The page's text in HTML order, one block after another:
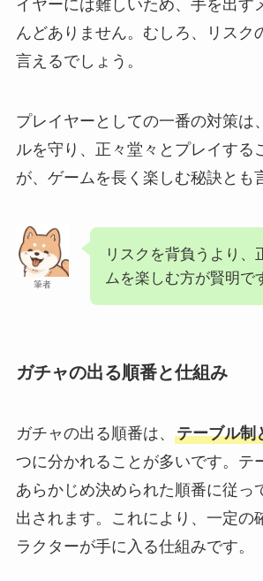
イヤーには難しいため、手を出す
んどありません。むしろ、リスク
言えるでしょう。
プレイヤーとしての一番の対策は
ルを守り、正々堂々とプレイする
が、ゲームを長く楽しむ秘訣とも
筆者
リスクを背負うより、
ムを楽しむ方が賢明で
ガチャの出る順番と仕組み
ガチャの出る順番は、 テーブル制
つに分かれることが多いです。テ
あらかじめ決められた順番に従っ
出されます。これにより、一定の
ラクターが手に入る仕組みです。